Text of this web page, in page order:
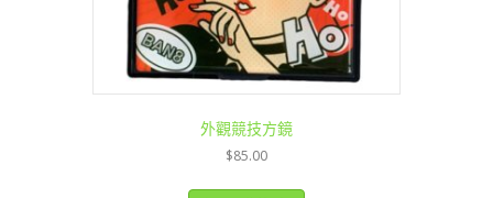
外觀競技方鏡
$85.00